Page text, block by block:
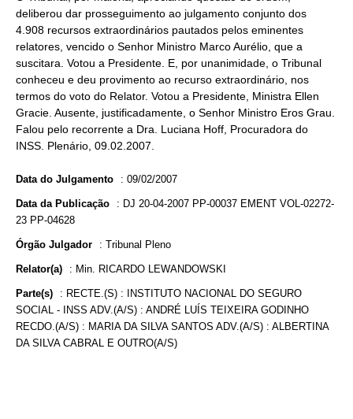
deliberou dar prosseguimento ao julgamento conjunto dos
4.908 recursos extraordinários pautados pelos eminentes
relatores, vencido o Senhor Ministro Marco Aurélio, que a
suscitara. Votou a Presidente. E, por unanimidade, o Tribunal
conheceu e deu provimento ao recurso extraordinário, nos
termos do voto do Relator. Votou a Presidente, Ministra Ellen
Gracie. Ausente, justificadamente, o Senhor Ministro Eros Grau.
Falou pelo recorrente a Dra. Luciana Hoff, Procuradora do
INSS. Plenário, 09.02.2007.
Data do Julgamento : 09/02/2007
Data da Publicação : DJ 20-04-2007 PP-00037 EMENT VOL-02272-
23 PP-04628
Órgão Julgador : Tribunal Pleno
Relator(a) : Min. RICARDO LEWANDOWSKI
Parte(s) : RECTE.(S) : INSTITUTO NACIONAL DO SEGURO
SOCIAL - INSS ADV.(A/S) : ANDRÉ LUÍS TEIXEIRA GODINHO
RECDO.(A/S) : MARIA DA SILVA SANTOS ADV.(A/S) : ALBERTINA
DA SILVA CABRAL E OUTRO(A/S)